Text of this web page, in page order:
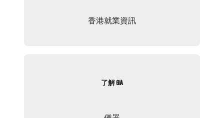
香港就業資訊
了解 GIA